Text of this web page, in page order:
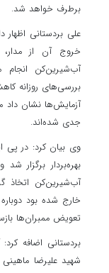
برطرف خواهد شد.
علی بردستانی
خروج آن از
آب‌شیرین‌کن
بررسی‌های روزانه
آزمایش‌ها نشان
جدی شده‌اند.
وی بیان کرد: در
بهره‌بردار برگزار
خارج شده بود
تعویض ممبران‌ها
بردستانی اضافه
شهید علیرضا